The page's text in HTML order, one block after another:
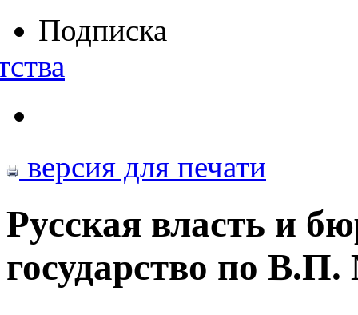
Подписка
версия для печати
Русская власть и
государство по